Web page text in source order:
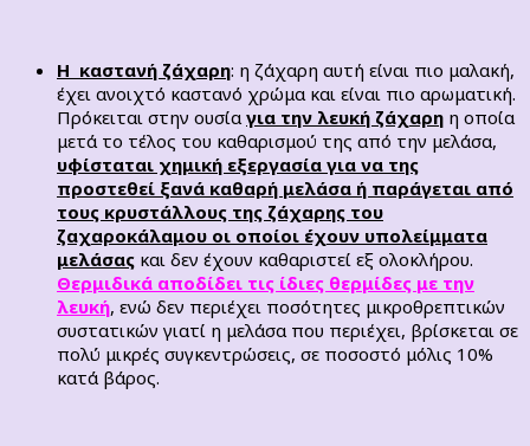
Η καστανή ζάχαρη: η ζάχαρη αυτή είναι πιο μαλακή,
έχει ανοιχτό καστανό χρώμα και είναι πιο αρωματική.
Πρόκειται στην ουσία για την λευκή ζάχαρη η οποία
μετά το τέλος του καθαρισμού της από την μελάσα,
υφίσταται χημική εξεργασία για να της
προστεθεί ξανά καθαρή μελάσα ή παράγεται από
τους κρυστάλλους της ζάχαρης του
ζαχαροκάλαμου οι οποίοι έχουν υπολείμματα
μελάσας και δεν έχουν καθαριστεί εξ ολοκλήρου.
Θερμιδικά αποδίδει τις ίδιες θερμίδες με την
λευκή, ενώ δεν περιέχει ποσότητες μικροθρεπτικών
συστατικών γιατί η μελάσα που περιέχει, βρίσκεται σε
πολύ μικρές συγκεντρώσεις, σε ποσοστό μόλις 10%
κατά βάρος.